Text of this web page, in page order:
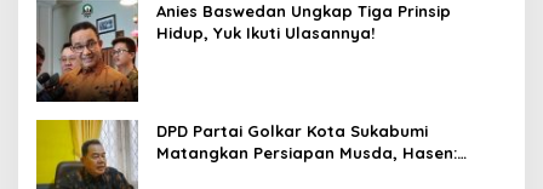
Anies Baswedan Ungkap Tiga Prinsip
Hidup, Yuk Ikuti Ulasannya!
DPD Partai Golkar Kota Sukabumi
Matangkan Persiapan Musda, Hasen: